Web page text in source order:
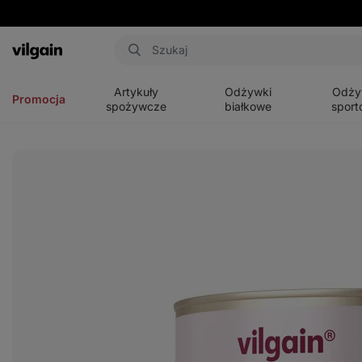
Aktin
Promocja
Artykuły
spożywcze
Odżywki
białkowe